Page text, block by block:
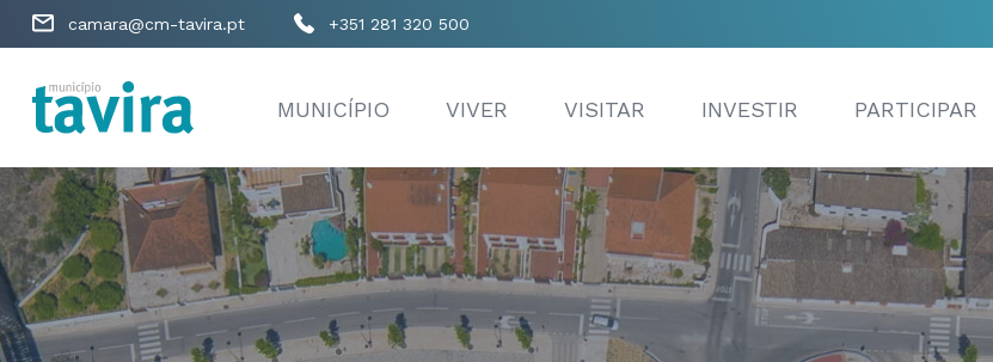
camara@cm-tavira.pt +351 281 320 500
MUNICÍPIO VIVER VISITAR INVESTIR PARTICIPAR